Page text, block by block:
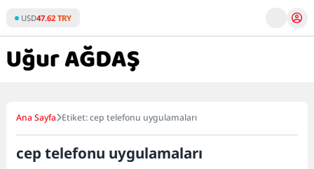
content
USD47.62 TRY
Ana Sayfa Etiket: cep telefonu uygulamaları
cep telefonu uygulamaları